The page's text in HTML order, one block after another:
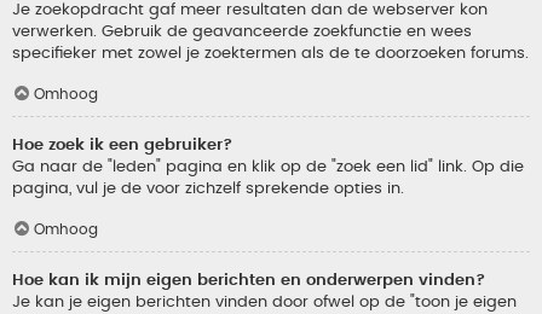
Je zoekopdracht gaf meer resultaten dan de webserver kon
verwerken. Gebruik de geavanceerde zoekfunctie en wees
specifieker met zowel je zoektermen als de te doorzoeken forums.
Omhoog
Hoe zoek ik een gebruiker?
Ga naar de "leden" pagina en klik op de "zoek een lid" link. Op die
pagina, vul je de voor zichzelf sprekende opties in.
Omhoog
Hoe kan ik mijn eigen berichten en onderwerpen vinden?
Je kan je eigen berichten vinden door ofwel op de "toon je eigen